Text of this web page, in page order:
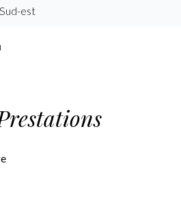
Sud-est